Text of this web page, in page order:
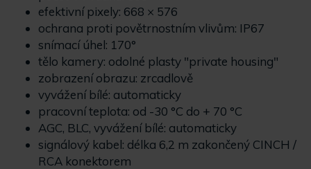
efektivní pixely: 668 × 576
ochrana proti povětrnostním vlivům: IP67
snímací úhel: 170°
tělo kamery: odolné plasty "private housing"
zobrazení obrazu: zrcadlově
vyvážení bílé: automaticky
pracovní teplota: od -30 °C do + 70 °C
AGC, BLC, vyvážení bílé: automaticky
signálový kabel: délka 6,2 m zakončený CINCH /
RCA konektorem